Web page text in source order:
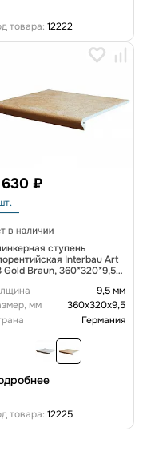
товара: 12222
₽
ступень
Interbau Art
Gold Braun, 360*320*9,5
9,5 мм
мм
360х320х9,5
Германия
товара: 12225